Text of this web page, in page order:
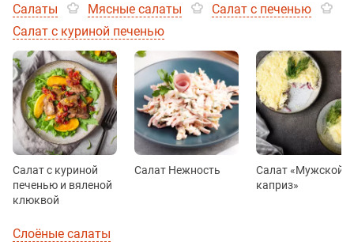
Салаты Мясные салаты
Салат с печенью
Салат с куриной печенью
Салат с куриной
печенью и вяленой
клюквой
Салат Нежность
Салат «Мужской
каприз»
Слоёные салаты